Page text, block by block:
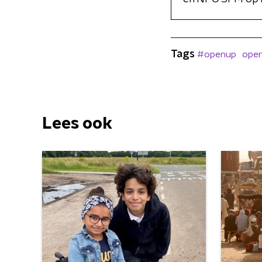
Tags #openup
Lees ook